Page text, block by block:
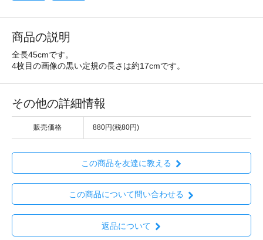
商品の説明
全長45cmです。
4枚目の画像の黒い定規の長さは約17cmです。
その他の詳細情報
販売価格 880円(税80円)
この商品を友達に教える
この商品について問い合わせる
返品について